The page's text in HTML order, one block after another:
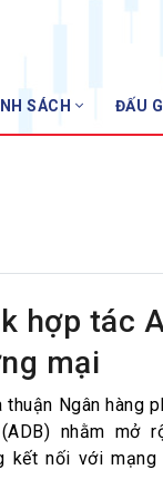
SÁCH ĐẤU
hợp tác
mại
thuận Ngân hàng
nhằm mở
kết nối với